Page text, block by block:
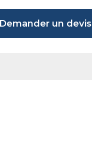
Demander un devis